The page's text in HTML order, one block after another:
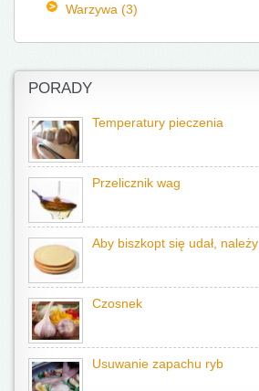
Warzywa (3)
PORADY
Temperatury pieczenia
Przelicznik wag
Aby biszkopt się udał, należy
Czosnek
Usuwanie zapachu ryb